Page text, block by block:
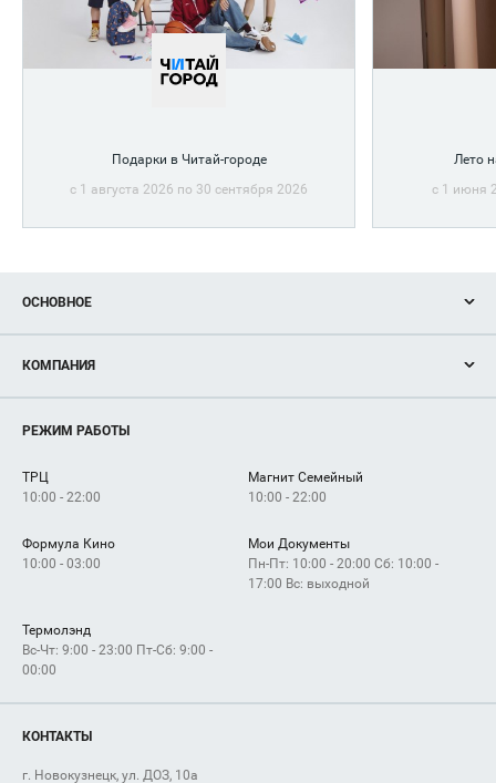
Подарки в Читай-городе
с 1 августа 2026 по 30 сентября 2026
Лето
с 1 июня
ОСНОВНОЕ
Новости
Магазины
Услуги
КОМПАНИЯ
Рекламодателям
Как добраться
РЕЖИМ РАБОТЫ
ТРЦ
10:00 - 22:00
Магнит Семейный
10:00 - 22:00
Формула Кино
10:00 - 03:00
Мои Документы
Пн-Пт: 10:00 - 20:00 Сб: 10:00 -
17:00 Вс: выходной
Термолэнд
Вс-Чт: 9:00 - 23:00 Пт-Сб: 9:00 -
00:00
КОНТАКТЫ
г. Новокузнецк, ул. ДОЗ, 10а